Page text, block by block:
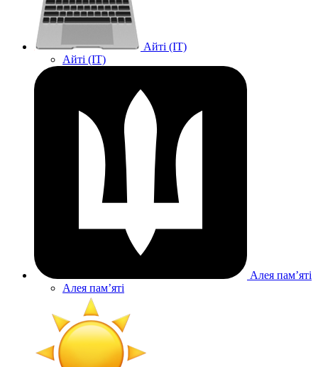
Айті (IT)
Айті (IT)
Алея памʼяті
Алея памʼяті